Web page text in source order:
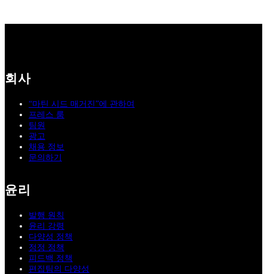
회사
“마틴 시드 매거진”에 관하여
프레스 룸
팀원
광고
채용 정보
문의하기
윤리
발행 원칙
윤리 강령
다양성 정책
정정 정책
피드백 정책
편집팀의 다양성